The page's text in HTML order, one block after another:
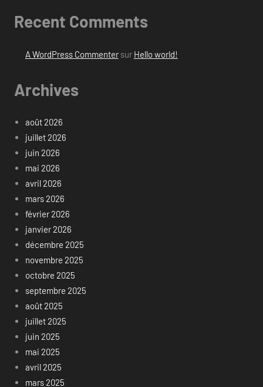
Recent Comments
A WordPress Commentersur Hello world!
Archives
août 2026
juillet 2026
juin 2026
mai 2026
avril 2026
mars 2026
février 2026
janvier 2026
décembre 2025
novembre 2025
octobre 2025
septembre 2025
août 2025
juillet 2025
juin 2025
mai 2025
avril 2025
mars 2025